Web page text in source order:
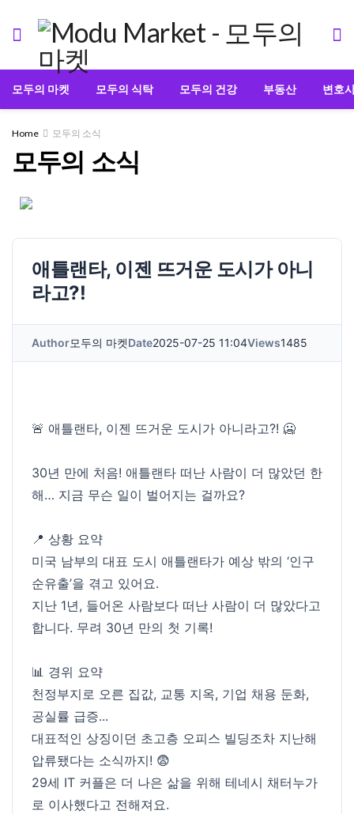
모두의 마켓 모두의 식탁 모두의 건강 부동산 변호
Home 모두의 소식
모두의 소식
애틀랜타, 이젠 뜨거운 도시가 아니
라고?!
Author모두의 마켓Date2025-07-25 11:04Views1485
🚨 애틀랜타, 이젠 뜨거운 도시가 아니라고?! 🥶
30년 만에 처음! 애틀랜타 떠난 사람이 더 많았던 한
해… 지금 무슨 일이 벌어지는 걸까요?
📍 상황 요약
미국 남부의 대표 도시 애틀랜타가 예상 밖의 ‘인구
순유출’을 겪고 있어요.
지난 1년, 들어온 사람보다 떠난 사람이 더 많았다고
합니다. 무려 30년 만의 첫 기록!
📊 경위 요약
천정부지로 오른 집값, 교통 지옥, 기업 채용 둔화,
공실률 급증...
대표적인 상징이던 초고층 오피스 빌딩조차 지난해
압류됐다는 소식까지! 😨
29세 IT 커플은 더 나은 삶을 위해 테네시 채터누가
로 이사했다고 전해져요.